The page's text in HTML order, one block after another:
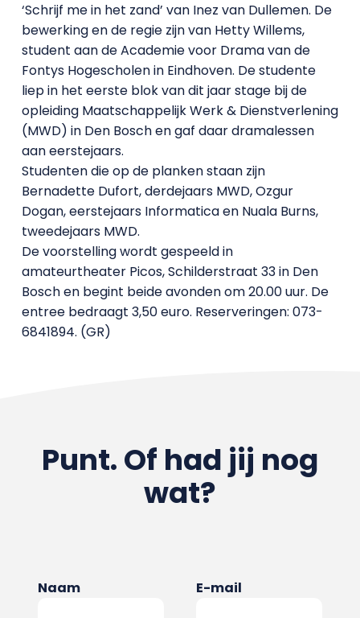
‘Schrijf me in het zand’ van Inez van Dullemen. De
bewerking en de regie zijn van Hetty Willems,
student aan de Academie voor Drama van de
Fontys Hogescholen in Eindhoven. De studente
liep in het eerste blok van dit jaar stage bij de
opleiding Maatschappelijk Werk & Dienstverlening
(MWD) in Den Bosch en gaf daar dramalessen
aan eerstejaars.
Studenten die op de planken staan zijn
Bernadette Dufort, derdejaars MWD, Ozgur
Dogan, eerstejaars Informatica en Nuala Burns,
tweedejaars MWD.
De voorstelling wordt gespeeld in
amateurtheater Picos, Schilderstraat 33 in Den
Bosch en begint beide avonden om 20.00 uur. De
entree bedraagt 3,50 euro. Reserveringen: 073-
6841894. (GR)
Punt. Of had jij nog
wat?
Naam E-mail